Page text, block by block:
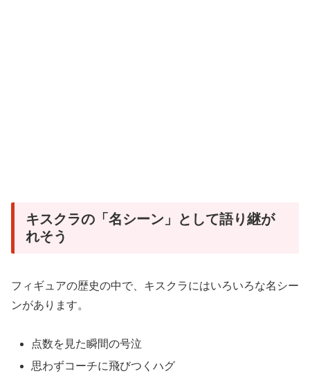
キスクラの「名シーン」として語り継が
れそう
フィギュアの歴史の中で、キスクラにはいろいろな名シー
ンがあります。
点数を見た瞬間の号泣
思わずコーチに飛びつくハグ